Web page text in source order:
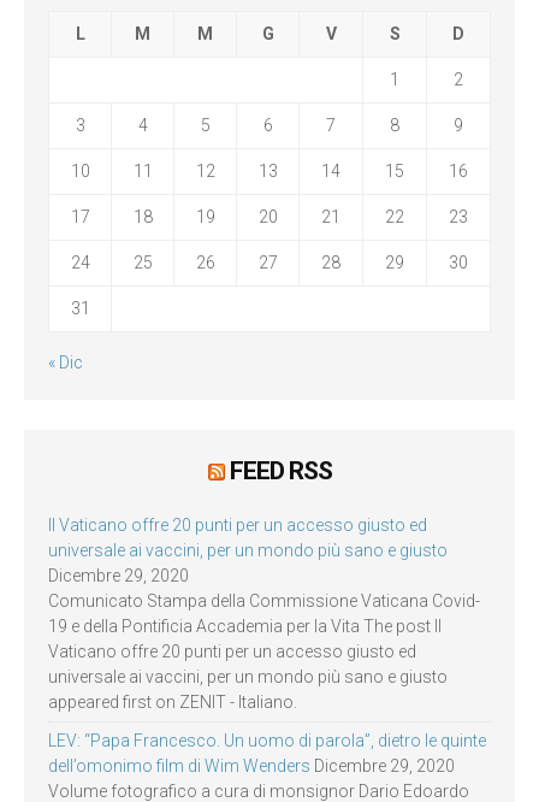
L M M G V S D
1 2
3 4 5 6 7 8 9
10 11 12 13 14 15 16
17 18 19 20 21 22 23
24 25 26 27 28 29 30
31
« Dic
FEED RSS
Il Vaticano offre 20 punti per un accesso giusto ed
universale ai vaccini, per un mondo più sano e giusto
Dicembre 29, 2020
Comunicato Stampa della Commissione Vaticana Covid-
19 e della Pontificia Accademia per la Vita The post Il
Vaticano offre 20 punti per un accesso giusto ed
universale ai vaccini, per un mondo più sano e giusto
appeared first on ZENIT - Italiano.
LEV: “Papa Francesco. Un uomo di parola”, dietro le quinte
dell’omonimo film di Wim Wenders Dicembre 29, 2020
Volume fotografico a cura di monsignor Dario Edoardo